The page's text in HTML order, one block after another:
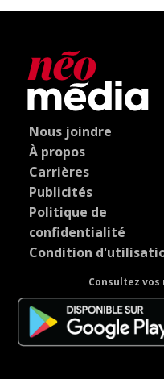
Nous joindre
À propos
Carrières
Publicités
Politique de
confidentialité
Condition
Consultez